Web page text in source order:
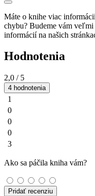
Máte o knihe viac
chybu? Budeme vám
informácií na našich
Hodnotenia
2,0 / 5
4 hodnotenia
1
0
0
0
3
Ako sa páčila kniha vám?
Pridať recenziu